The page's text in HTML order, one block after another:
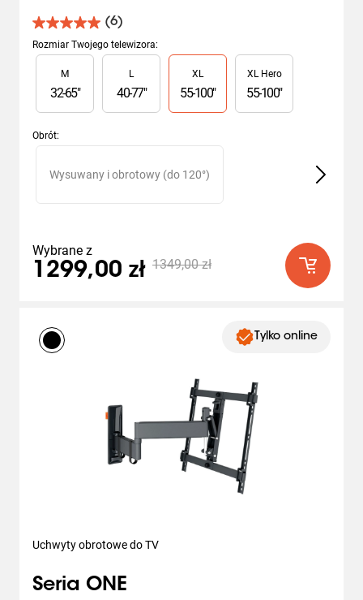
(6)
5.0
na
5
gwiazdek.
Recenzji
Rozmiar Twojego telewizora:
Slide 1 of 4
M
32-65"
L
40-77"
XL
55-100"
XL Hero
55-100"
Obrót:
Slide 1 of 2
Wysuwany i obrotowy (do 120°)
Wybrane z
1299,00 zł 1349,00 zł
Tylko online
Uchwyty obrotowe do TV
Seria ONE